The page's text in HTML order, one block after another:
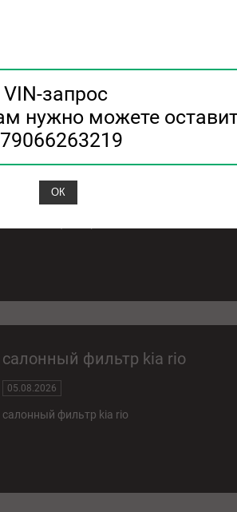
салонный фильтр kia rio 3
08.08.2026
салонный фильтр kia rio
05.08.2026
салонный фильтр kia rio
VIN-запрос
нужно можете
ОК